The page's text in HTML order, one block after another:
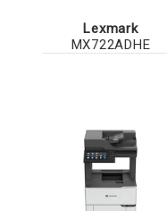
Lexmark
MX722ADHE